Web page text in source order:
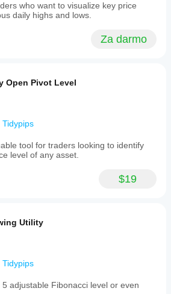
who want to visualize key price
daily highs and lows.
Za darmo
Open Pivot Level
Tidypips
tool for traders looking to identify
level of any asset.
$19
Utility
Tidypips
adjustable Fibonacci level or even